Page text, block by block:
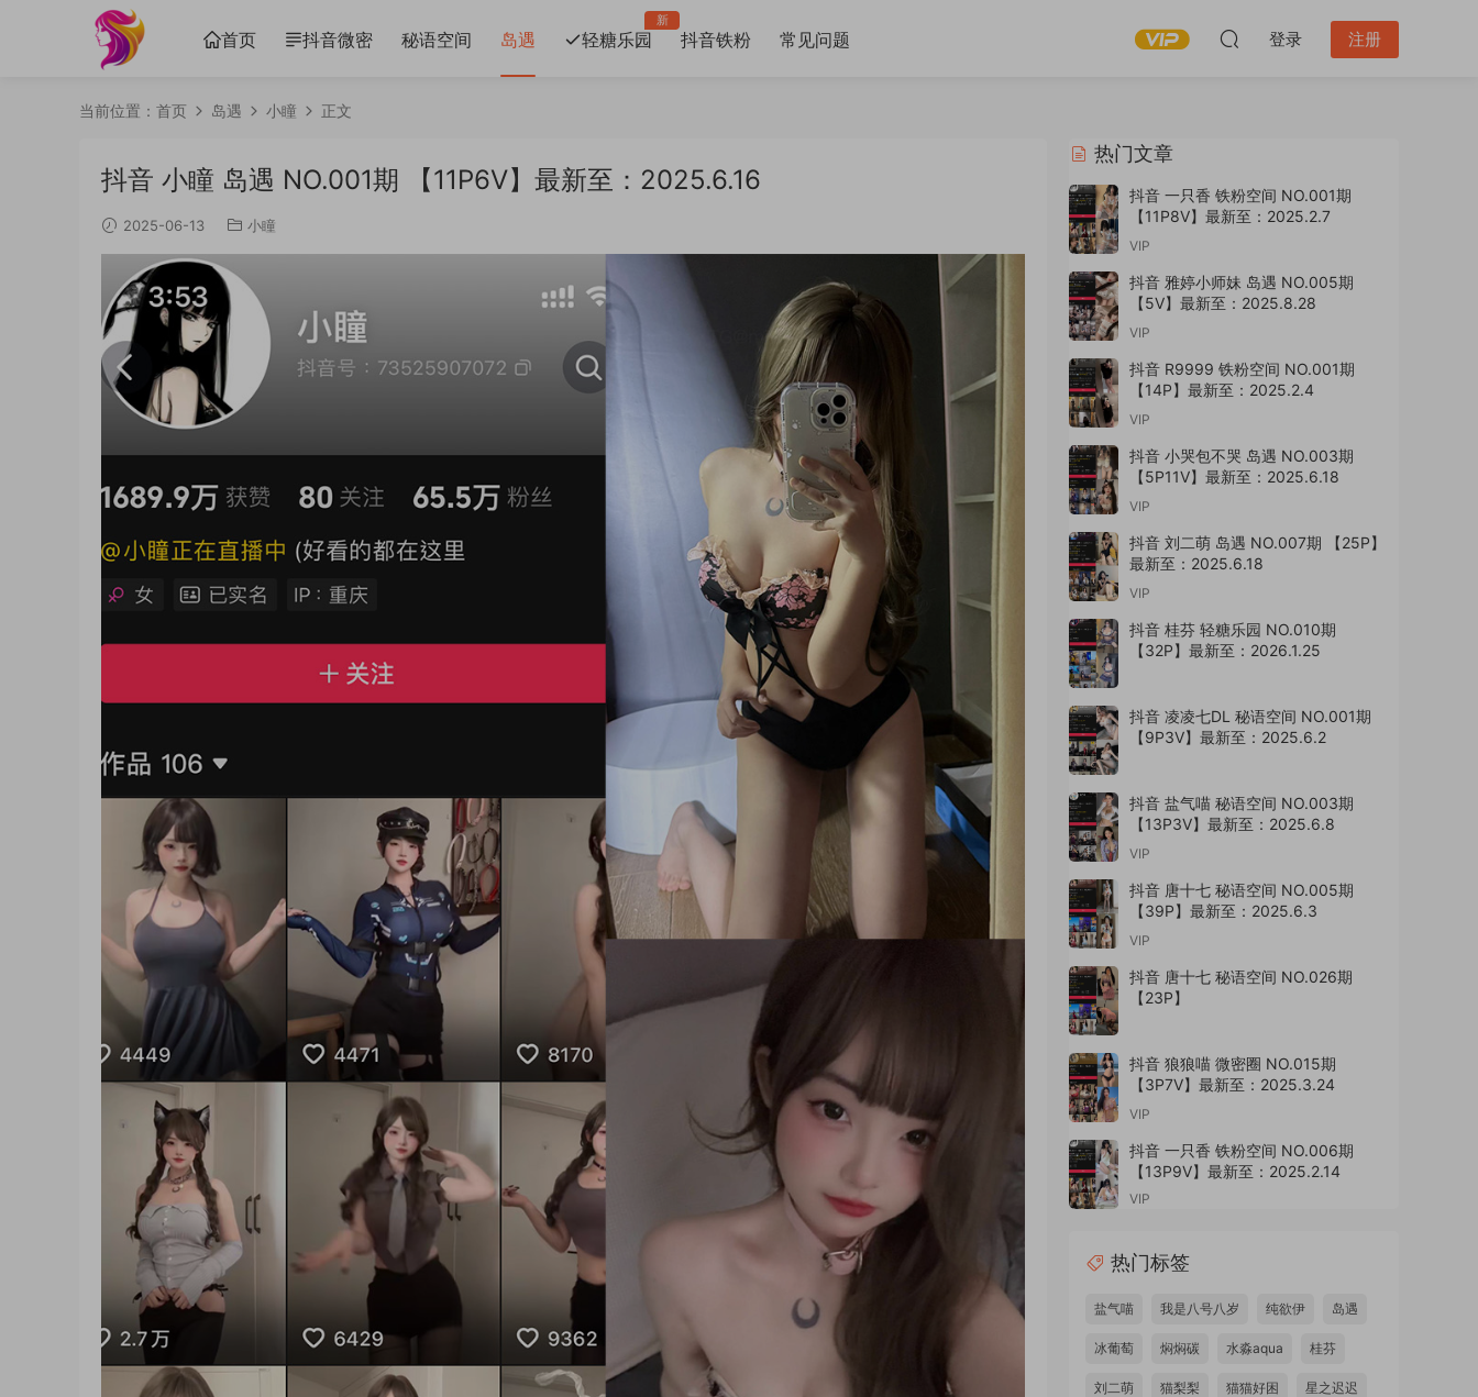
首页 抖音微密 秘语空间 岛遇 轻糖乐园
新
抖音铁粉 常见问题 登录 注册
当前位置： 首页 岛遇 小瞳 正文
抖音 小瞳 岛遇 NO.001期 【11P6V】最新至：2025.6.16
2025-06-13 小瞳
热门文章
抖音 一只香 铁粉空间 NO.001期
【11P8V】最新至：2025.2.7
VIP
抖音 雅婷小师妹 岛遇 NO.005期
【5V】最新至：2025.8.28
VIP
抖音 R9999 铁粉空间 NO.001期
【14P】最新至：2025.2.4
VIP
抖音 小哭包不哭 岛遇 NO.003期
【5P11V】最新至：2025.6.18
VIP
抖音 刘二萌 岛遇 NO.007期 【25P】
最新至：2025.6.18
VIP
抖音 桂芬 轻糖乐园 NO.010期
【32P】最新至：2026.1.25
抖音 凌凌七DL 秘语空间 NO.001期
【9P3V】最新至：2025.6.2
抖音 盐气喵 秘语空间 NO.003期
【13P3V】最新至：2025.6.8
VIP
抖音 唐十七 秘语空间 NO.005期
【39P】最新至：2025.6.3
VIP
抖音 唐十七 秘语空间 NO.026期
【23P】
抖音 狼狼喵 微密圈 NO.015期
【3P7V】最新至：2025.3.24
VIP
抖音 一只香 铁粉空间 NO.006期
【13P9V】最新至：2025.2.14
VIP
热门标签
盐气喵 我是八号八岁 纯欲伊 岛遇
冰葡萄 焖焖碳 水淼aqua 桂芬
刘二萌 猫梨梨 猫猫好困 星之迟迟